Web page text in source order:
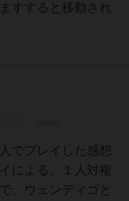
すすると移動され
でプレイした感想
による、１人対複
、ウェンディゴと